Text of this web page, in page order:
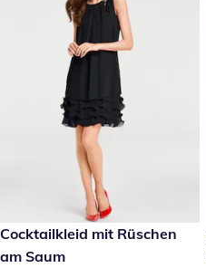
€ 159,00
Cocktailkleid mit Rüschen
am Saum